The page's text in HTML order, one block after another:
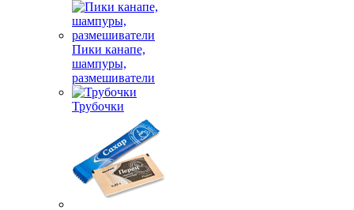
Пики канапе,
шампуры,
размешиватели
Трубочки